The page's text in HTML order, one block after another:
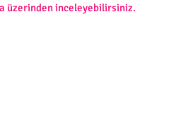
üzerinden inceleyebilirsiniz.